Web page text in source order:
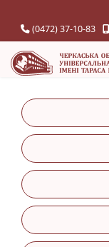
(0472) 37-10-83